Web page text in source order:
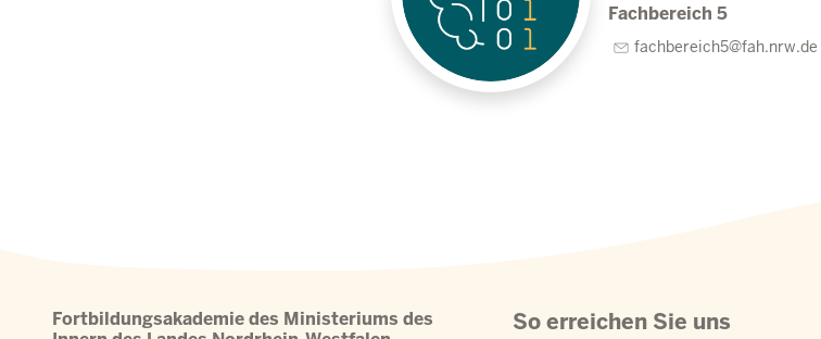
Fachbereich 5
fachbereich5@fah.nrw.de
Fortbildungsakademie des Ministeriums des
So erreichen Sie uns